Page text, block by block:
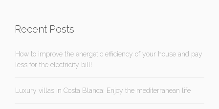
Recent Posts
How to improve the energetic efficiency of your house and pay
less for the electricity bill!
Luxury villas in Costa Blanca: Enjoy the mediterranean life